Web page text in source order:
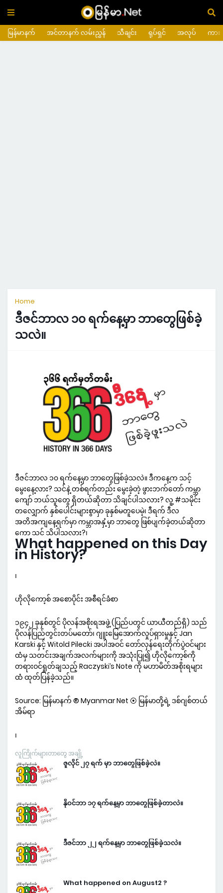
မြန်မာနက် အင်တာနက် လမ်းညွှန် သီချင်း ရုပ်ရှင် အလုပ် ကား
Home
ဒီဇင်ဘာလ ၁၀ ရက်နေ့မှာ ဘာတွေဖြစ်ခဲ့
သလဲ။
ဒီဇင်ဘာလ ၁၀ ရက်နေ့မှာ ဘာတွေဖြစ်ခဲ့သလဲ။ ဒီကနေ့က သင့်
မွေးနေ့လား? သင်နဲ့ တစ်ရက်တည်း မွေးခဲ့တဲ့ ဖွားဘက်တော် ကမ္ဘာ
ကျော် ဘယ်သူတွေ ရှိတယ်ဆိုတာ သိချင်ပါသလား? လူ့ #သမိုင်း
တလျှောက် နှစ်ပေါင်းများစွာမှာ ခုနှစ်မတူပေမဲ့၊ ဒီရက် ဒီလ
အတိအကျနေ့ရက်မှာ ကမ္ဘာအနှံ့မှာ ဘာတွေ ဖြစ်ပျက်ခဲ့တယ်ဆိုတာ
ကော သင် သိပါသလား?၊
What happened on this Day
in History?
၊
ဟိုလိုကော့စ် အစောပိုင်း အစီရင်ခံစာ
၁၉၄၂ ခုနှစ်တွင် ပိုလန်အစိုးရအဖွဲ့ (ပြည်ပတွင် ယာယီတည်ရှိ) သည်
ပိုလန်ပြည်တွင်းတပ်မတော်၊ ဂျူးမြေအောက်လှုပ်ရှားမှုနှင့် Jan
Karski နှင့် Witold Pilecki အပါအဝင် တော်လှန်ရေးတိုက်ပွဲဝင်များ
ထံမှ သတင်းအချက်အလက်များကို အသုံးပြု၍ ဟိုလိုကော့စ်ကို
တရားဝင်ရှုတ်ချသည့် Raczyski’s Note ကို မဟာမိတ်အစိုးရများ
ထံ ထုတ်ပြန်ခဲ့သည်။
Source: မြန်မာနက် ® Myanmar Net ⦿ မြန်မာတို့ရဲ့ ဒစ်ဂျစ်တယ်
အိမ်ရာ
၊
လူကြိုက်များတာတွေ အချို့
ဇူလိုင် ၂၇ ရက် မှာ ဘာတွေဖြစ်ခဲ့လဲ။
နိုဝင်ဘာ ၁၇ ရက်နေ့မှာ ဘာတွေဖြစ်ခဲ့တာလဲ။
ဒီဇင်ဘာ ၂၂ ရက်နေ့မှာ ဘာတွေဖြစ်ခဲ့သလဲ။
What happened on August2 ?